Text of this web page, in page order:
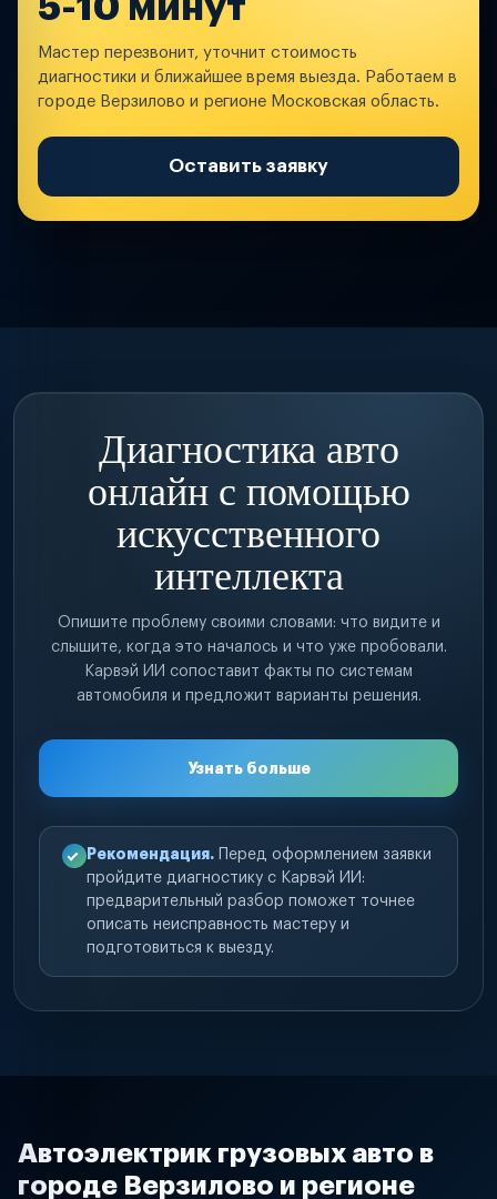
5-10 минут
Мастер перезвонит, уточнит стоимость
диагностики и ближайшее время выезда. Работаем в
городе Верзилово и регионе Московская область.
Оставить заявку
Диагностика авто
онлайн с помощью
искусственного
интеллекта
Опишите проблему своими словами: что видите и
слышите, когда это началось и что уже пробовали.
Карвэй ИИ сопоставит факты по системам
автомобиля и предложит варианты решения.
Узнать больше
Рекомендация. Перед оформлением заявки
пройдите диагностику с Карвэй ИИ:
предварительный разбор поможет точнее
описать неисправность мастеру и
подготовиться к выезду.
Автоэлектрик грузовых авто в
городе Верзилово и регионе